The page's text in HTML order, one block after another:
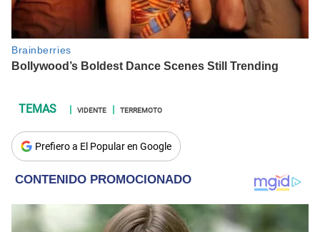
VIDENTE TERREMOTO
Prefiero a El Popular en Google